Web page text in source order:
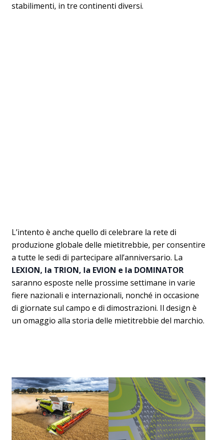
stabilimenti, in tre continenti diversi.
L’intento è anche quello di celebrare la rete di
produzione globale delle mietitrebbie, per consentire
a tutte le sedi di partecipare all’anniversario. La
LEXION, la TRION, la EVION e la DOMINATOR
saranno esposte nelle prossime settimane in varie
fiere nazionali e internazionali, nonché in occasione
di giornate sul campo e di dimostrazioni. Il design è
un omaggio alla storia delle mietitrebbie del marchio.